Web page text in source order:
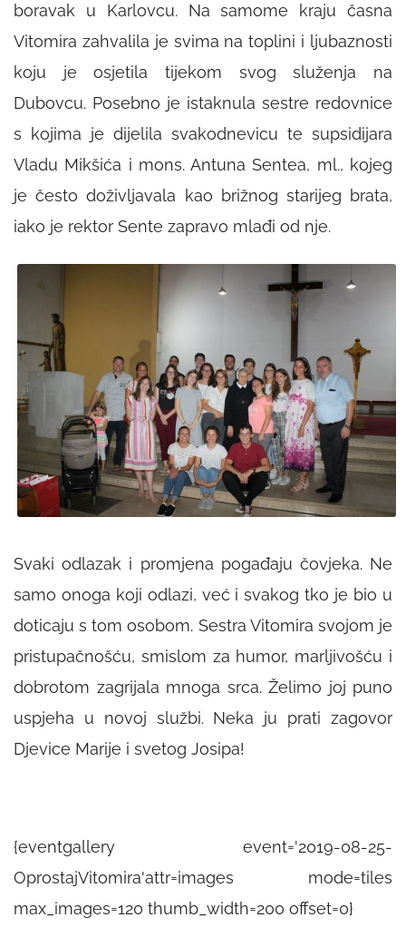
boravak u Karlovcu. Na samome kraju časna
Vitomira zahvalila je svima na toplini i ljubaznosti
koju je osjetila tijekom svog služenja na
Dubovcu. Posebno je istaknula sestre redovnice
s kojima je dijelila svakodnevicu te supsidijara
Vladu Mikšića i mons. Antuna Sentea, ml., kojeg
je često doživljavala kao brižnog starijeg brata,
iako je rektor Sente zapravo mlađi od nje.
Svaki odlazak i promjena pogađaju čovjeka. Ne
samo onoga koji odlazi, već i svakog tko je bio u
doticaju s tom osobom. Sestra Vitomira svojom je
pristupačnošću, smislom za humor, marljivošću i
dobrotom zagrijala mnoga srca. Želimo joj puno
uspjeha u novoj službi. Neka ju prati zagovor
Djevice Marije i svetog Josipa!
{eventgallery event='2019-08-25-
OprostajVitomira'attr=images mode=tiles
max_images=120 thumb_width=200 offset=0}